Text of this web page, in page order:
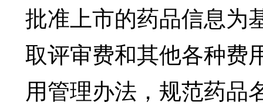
批准上市的药品信息为
取评审费和其他各种费
用管理办法，规范药品